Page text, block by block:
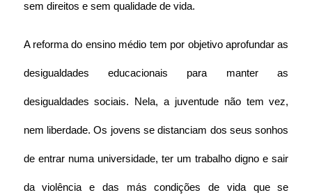
sem direitos e sem qualidade de vida.
A reforma do ensino médio tem por objetivo aprofundar as
desigualdades educacionais para manter as
desigualdades sociais. Nela, a juventude não tem vez,
nem liberdade. Os jovens se distanciam dos seus sonhos
de entrar numa universidade, ter um trabalho digno e sair
da violência e das más condições de vida que se